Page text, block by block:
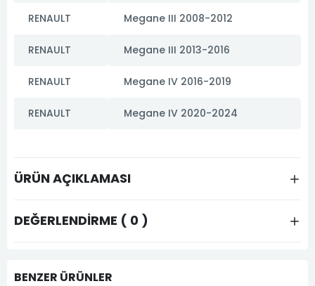
RENAULT Megane III 2008-2012
RENAULT Megane III 2013-2016
RENAULT Megane IV 2016-2019
RENAULT Megane IV 2020-2024
ÜRÜN AÇIKLAMASI
DEĞERLENDIRME ( 0 )
BENZER ÜRÜNLER